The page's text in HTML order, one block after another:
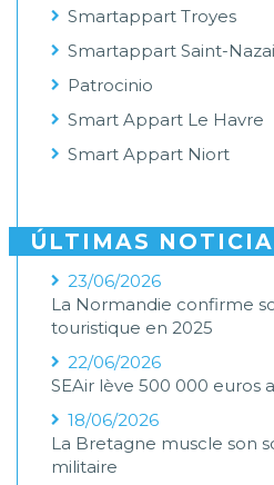
Smartappart Troyes
Smartappart Saint-
Patrocinio
Smart Appart Le Havre
Smart Appart Niort
ÚLTIMAS
23/06/2026
La Normandie confirme
touristique en 2025
22/06/2026
SEAir lève 500 000 euros
18/06/2026
La Bretagne muscle son
militaire